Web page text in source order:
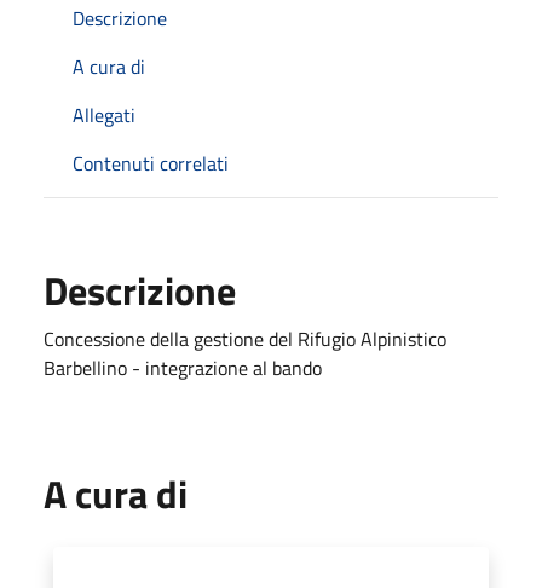
Descrizione
A cura di
Allegati
Contenuti correlati
Descrizione
Concessione della gestione del Rifugio Alpinistico
Barbellino - integrazione al bando
A cura di